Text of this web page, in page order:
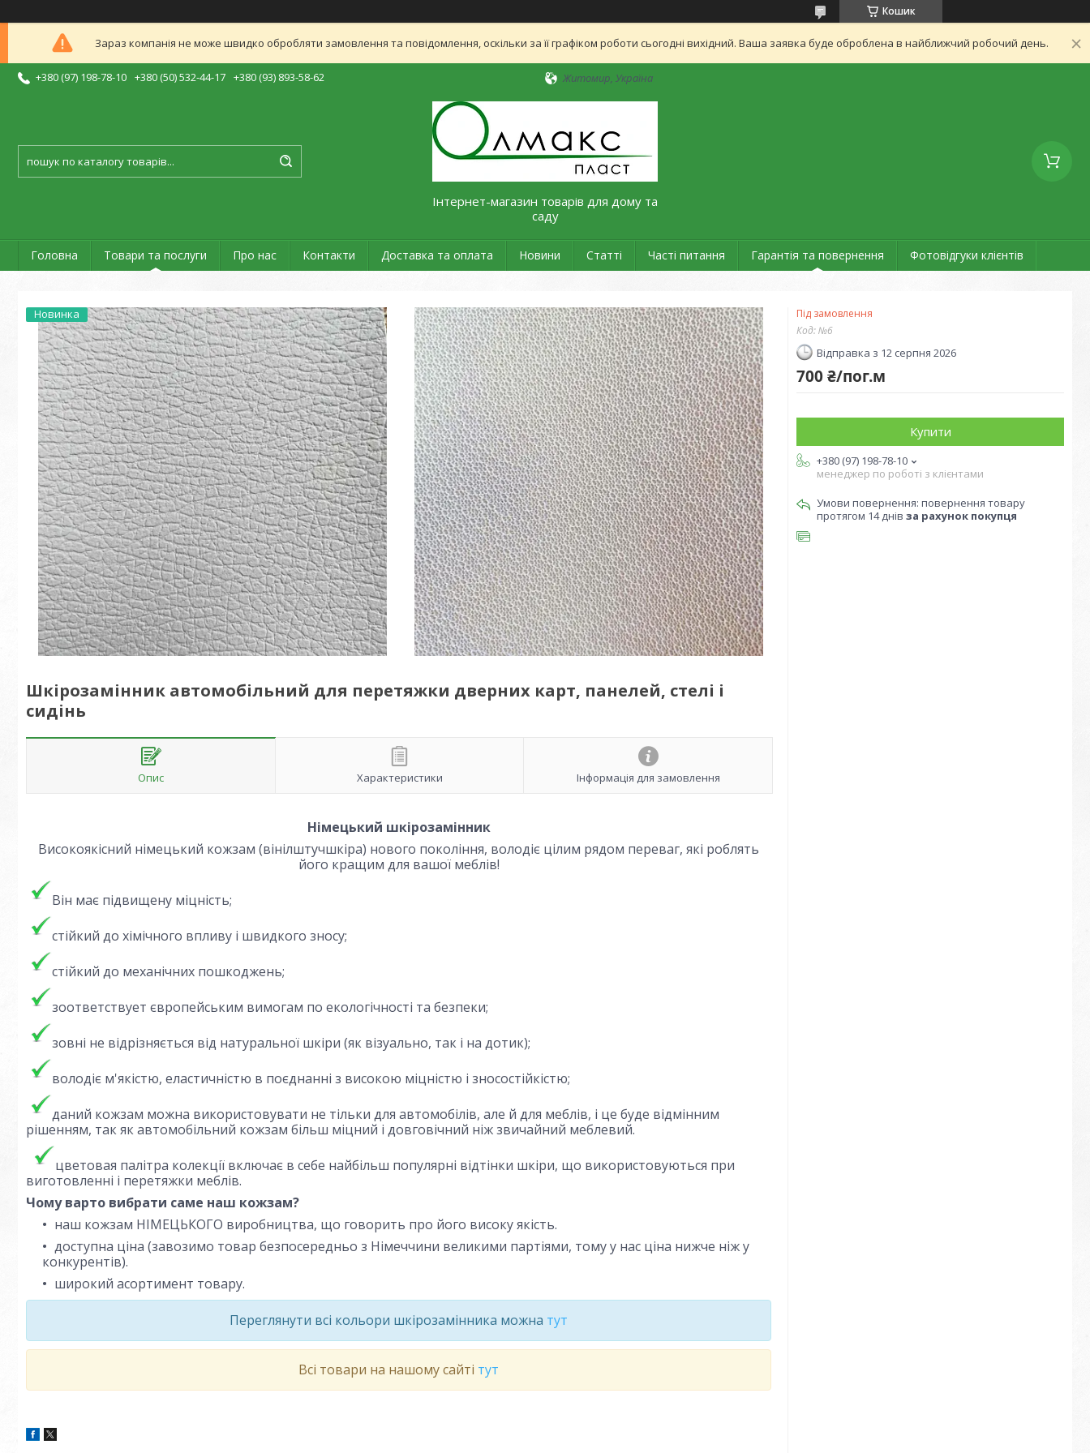
Кошик
Зараз компанія не може швидко обробляти замовлення та повідомлення, оскільки за її графіком роботи сьогодні вихідний. Ваша заявка буде оброблена в найближчий робочий день.
+380 (97) 198-78-10 +380 (50) 532-44-17 +380 (93) 893-58-62 Житомир, Україна
Інтернет-магазин товарів для дому та
саду
Головна Товари та послуги Про нас Контакти Доставка та оплата Новини Статті Часті питання Гарантія та повернення Фотовідгуки клієнтів
Новинка
Шкірозамінник автомобільний для перетяжки дверних карт, панелей, стелі і
сидінь
Опис Характеристики Інформація для замовлення
Німецький шкірозамінник
Високоякісний німецький кожзам (вінілштучшкіра) нового покоління, володіє цілим рядом переваг, які роблять
його кращим для вашої меблів!
Він має підвищену міцність;
стійкий до хімічного впливу і швидкого зносу;
стійкий до механічних пошкоджень;
зоответствует європейським вимогам по екологічності та безпеки;
зовні не відрізняється від натуральної шкіри (як візуально, так і на дотик);
володіє м'якістю, еластичністю в поєднанні з високою міцністю і зносостійкістю;
даний кожзам можна використовувати не тільки для автомобілів, але й для меблів, і це буде відмінним
рішенням, так як автомобільний кожзам більш міцний і довговічний ніж звичайний меблевий.
цветовая палітра колекції включає в себе найбільш популярні відтінки шкіри, що використовуються при
виготовленні і перетяжки меблів.
Чому варто вибрати саме наш кожзам?
наш кожзам НІМЕЦЬКОГО виробництва, що говорить про його високу якість.
доступна ціна (завозимо товар безпосередньо з Німеччини великими партіями, тому у нас ціна нижче ніж у
конкурентів).
широкий асортимент товару.
Переглянути всі кольори шкірозамінника можна тут
Всі товари на нашому сайті тут
Під замовлення
Код:№6
Відправка з 12 серпня 2026
700 ₴/пог.м
Купити
+380 (97) 198-78-10
менеджер по роботі з клієнтами
повернення товару
протягом 14 днів за рахунок покупця